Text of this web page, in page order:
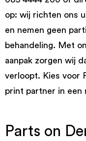
op: wij richten ons
en nemen geen
behandeling. Met
aanpak zorgen wij
verloopt. Kies voor
print partner in een
Parts on